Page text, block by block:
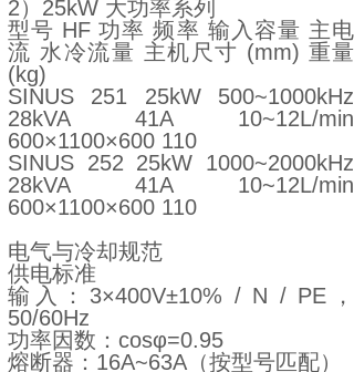
2）25kW 大功率系列
型号 HF 功率 频率 输入容量 主电
流 水冷流量 主机尺寸 (mm) 重量
(kg)
SINUS 251 25kW 500~1000kHz
28kVA 41A 10~12L/min
600×1100×600 110
SINUS 252 25kW 1000~2000kHz
28kVA 41A 10~12L/min
600×1100×600 110
电气与冷却规范
供电标准
输入：3×400V±10% / N / PE，
50/60Hz
功率因数：cosφ=0.95
熔断器：16A~63A（按型号匹配）